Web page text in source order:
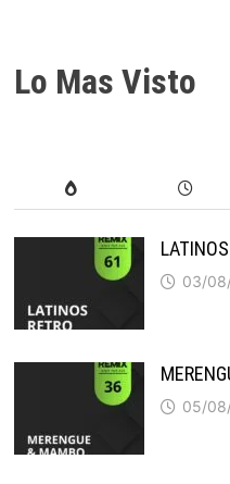
Lo Mas Visto
03/
05/